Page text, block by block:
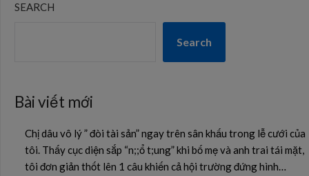
SEARCH
Search
Bài viết mới
Chị dâu vô lý ” đòi tài sản” ngay trên sân khấu trong lễ cưới của
tôi. Thấy cục diện sắp “n;;ổ t;ung” khi bố mẹ và anh trai tái mặt,
tôi đơn giản thốt lên 1 câu khiến cả hội trường đứng hình…